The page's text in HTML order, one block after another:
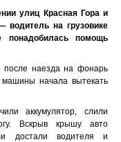
улиц Красная Гора и
на грузовике
понадобилась помощь
после наезда на фонарь
машины начала вытекать
аккумулятор, слили
Вскрыв крышу авто
достали водителя и